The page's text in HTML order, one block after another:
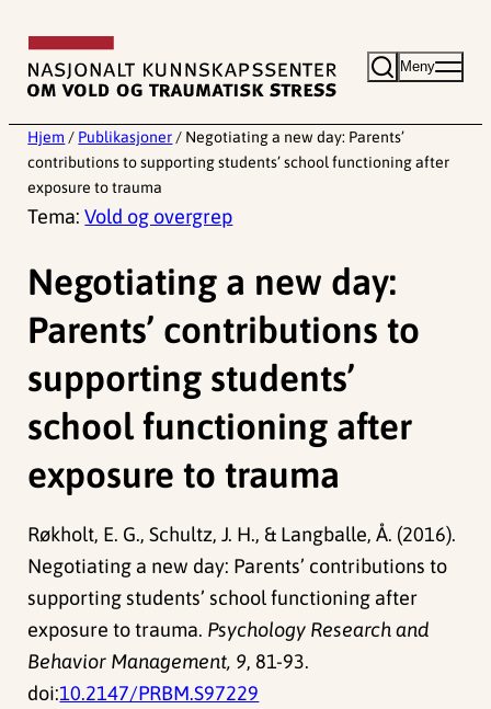
innhold
Meny
Hjem / Publikasjoner / Negotiating a new day: Parents’
contributions to supporting students’ school functioning after
exposure to trauma
Tema:Vold og overgrep
Negotiating a new day:
Parents’ contributions to
supporting students’
school functioning after
exposure to trauma
Røkholt, E. G., Schultz, J. H., & Langballe, Å. (2016).
Negotiating a new day: Parents’ contributions to
supporting students’ school functioning after
exposure to trauma. Psychology Research and
Behavior Management, 9, 81-93.
doi:10.2147/PRBM.S97229